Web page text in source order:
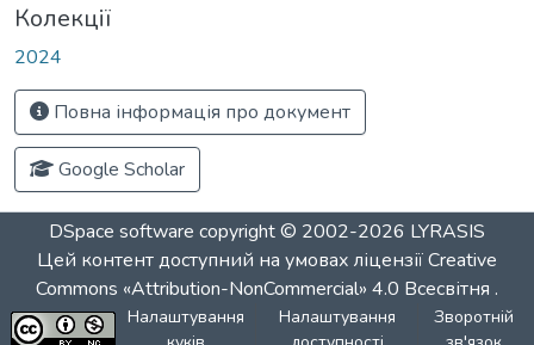
Колекції
2024
Повна інформація про документ
Google Scholar
DSpace software copyright © 2002-2026 LYRASIS
Цей контент доступний на умовах ліцензіїCreative
Commons «Attribution-NonCommercial» 4.0 Всесвітня .
Налаштування
Налаштування
Зворотній